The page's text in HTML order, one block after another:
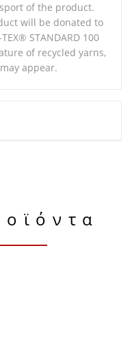
of the product.
will be donated to
STANDARD 100
of recycled yarns,
appear.